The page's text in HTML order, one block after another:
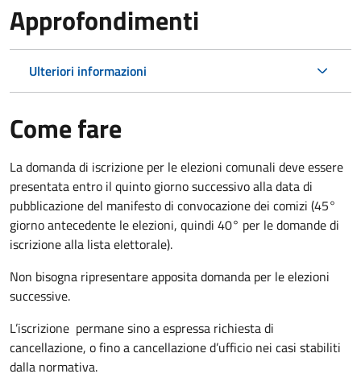
Approfondimenti
Ulteriori informazioni
Come fare
La domanda di iscrizione per le elezioni comunali deve essere
presentata entro il quinto giorno successivo alla data di
pubblicazione del manifesto di convocazione dei comizi (45°
giorno antecedente le elezioni, quindi 40° per le domande di
iscrizione alla lista elettorale).
Non bisogna ripresentare apposita domanda per le elezioni
successive.
L’iscrizione permane sino a espressa richiesta di
cancellazione, o fino a cancellazione d’ufficio nei casi stabiliti
dalla normativa.